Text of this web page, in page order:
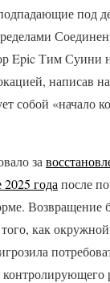
под
Epic Тим Суини
написав
собой «начало
за
года после
Возвращение
как